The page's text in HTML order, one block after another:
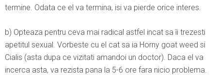
termine. Odata ce el va termina, isi va pierde orice interes.
b) Opteaza pentru ceva mai radical astfel incat sa îi trezesti
apetitul sexual. Vorbeste cu el cat sa ia Horny goat weed si
Cialis (asta dupa ce vizitati amandoi un doctor). Daca el va
incerca asta, va rezista pana la 5-6 ore fara nicio problema.